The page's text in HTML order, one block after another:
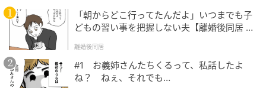
いました」「4000万弱です」「年に2，3回しか乗らな
い」と明かします。これには一同も「怖い…」「くれ
よ！」「動かしとくよ」と鋭くツッコみ、スタジオの
笑いを誘いました。
「朝からどこ行ってたんだよ」いつまでも子
どもの習い事を把握しない夫【離婚後同居 Vo
離婚後同居
#1 お義姉さんたちくるって、私話したよ
ね？ ねぇ、それでも…